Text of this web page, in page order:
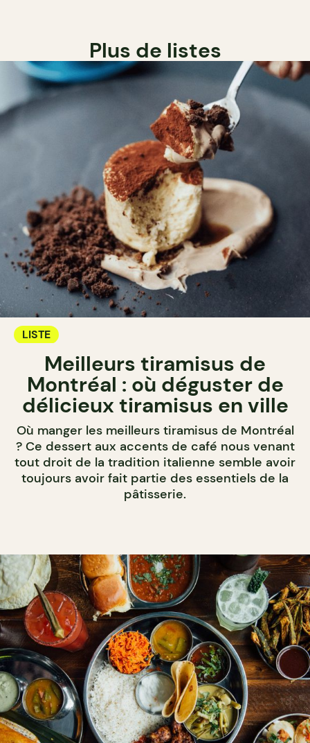
Plus de listes
LISTE
Meilleurs tiramisus de
Montréal : où déguster de
délicieux tiramisus en ville
Où manger les meilleurs tiramisus de Montréal
? Ce dessert aux accents de café nous venant
tout droit de la tradition italienne semble avoir
toujours avoir fait partie des essentiels de la
pâtisserie.